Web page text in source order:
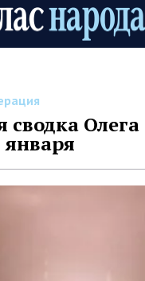
сводка
января